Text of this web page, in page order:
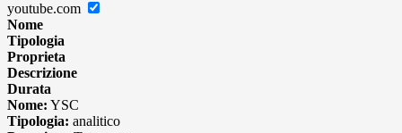
youtube.com
Nome
Tipologia
Proprieta
Descrizione
Durata
Nome: YSC
Tipologia: analitico